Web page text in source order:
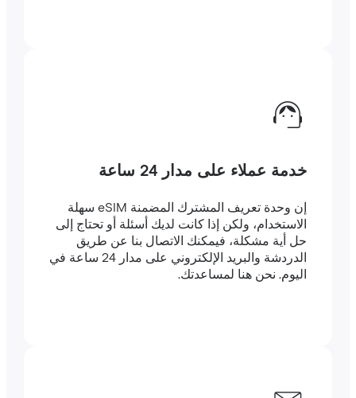
خدمة عملاء على مدار 24 ساعة
إن وحدة تعريف المشترك المضمنة eSIM سهلة
الاستخدام، ولكن إذا كانت لديك أسئلة أو تحتاج إلى
حل أية مشكلة، فيمكنك الاتصال بنا عن طريق
الدردشة والبريد الإلكتروني على مدار 24 ساعة في
اليوم. نحن هنا لمساعدتك.